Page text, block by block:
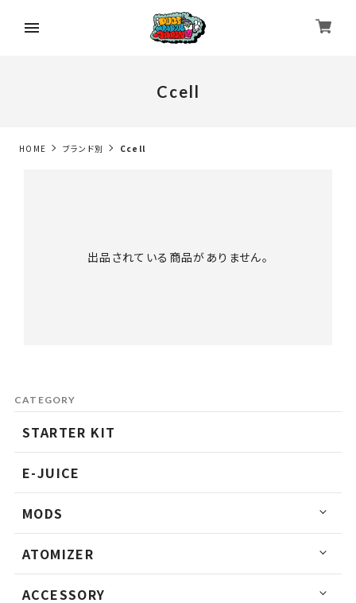
Ccell
HOME ブランド別 Ccell
出品されている商品がありません。
CATEGORY
STARTER KIT
E-JUICE
MODS
ATOMIZER
ACCESSORY